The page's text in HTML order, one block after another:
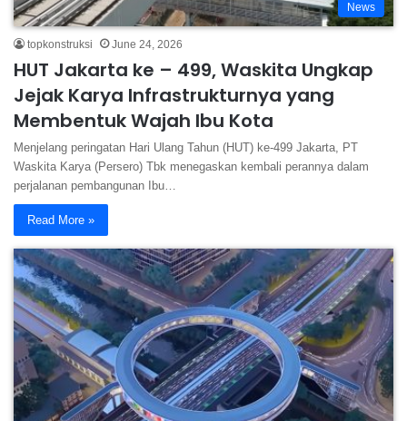
News
topkonstruksi June 24, 2026
HUT Jakarta ke – 499, Waskita Ungkap
Jejak Karya Infrastrukturnya yang
Membentuk Wajah Ibu Kota
Menjelang peringatan Hari Ulang Tahun (HUT) ke-499 Jakarta, PT
Waskita Karya (Persero) Tbk menegaskan kembali perannya dalam
perjalanan pembangunan Ibu…
Read More »